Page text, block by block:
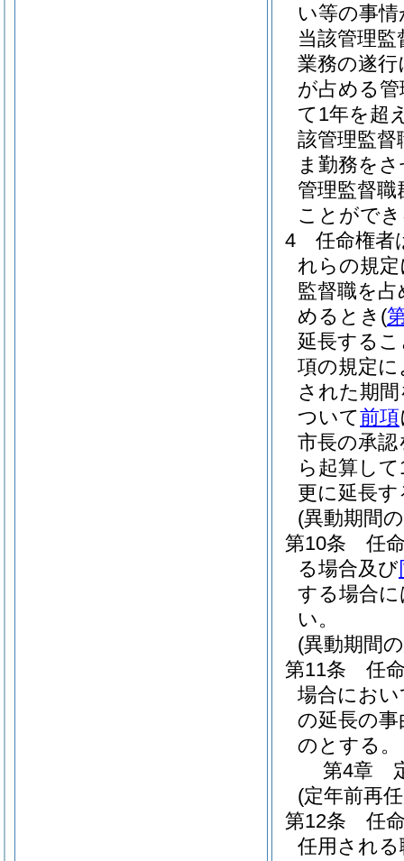
い等の事
当該管理
業務の遂
が占める
て1年を超
該管理監
ま勤務を
管理監督
ことがで
4
任命権者
れらの規
監督職を
めるとき (
延長する
項の規定
された期
ついて前項
市長の承
ら起算し
更に延長
(異動期間
第10条
任
る場合及び
する場合
い。
(異動期間
第11条
任
場合にお
の延長の
のとする。
第4章
(定年前再
第12条
任
任用され